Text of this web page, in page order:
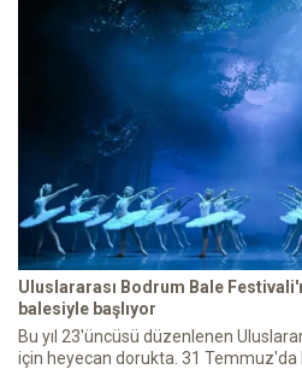
Uluslararası Bodrum Bale
balesiyle başlıyor
Bu yıl 23'üncüsü düzenlenen
için heyecan dorukta. 31 Temmuz'da